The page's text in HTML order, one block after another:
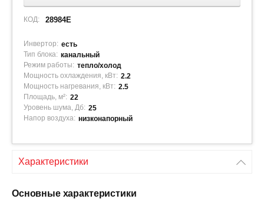
КОД: 28984E
Инвертор: есть
Тип блока: канальный
Режим работы: тепло/холод
Мощность охлаждения, кВт: 2.2
Мощность нагревания, кВт: 2.5
Площадь, м²: 22
Уровень шума, Дб: 25
Напор воздуха: низконапорный
Характеристики
Основные характеристики